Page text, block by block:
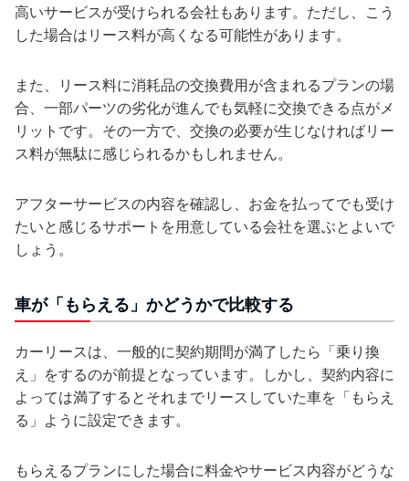
高いサービスが受けられる会社もあります。ただし、こう
した場合はリース料が高くなる可能性があります。
また、リース料に消耗品の交換費用が含まれるプランの場
合、一部パーツの劣化が進んでも気軽に交換できる点がメ
リットです。その一方で、交換の必要が生じなければリー
ス料が無駄に感じられるかもしれません。
アフターサービスの内容を確認し、お金を払ってでも受け
たいと感じるサポートを用意している会社を選ぶとよいで
しょう。
車が「もらえる」かどうかで比較する
カーリースは、一般的に契約期間が満了したら「乗り換
え」をするのが前提となっています。しかし、契約内容に
よっては満了するとそれまでリースしていた車を「もらえ
る」ように設定できます。
もらえるプランにした場合に料金やサービス内容がどうな